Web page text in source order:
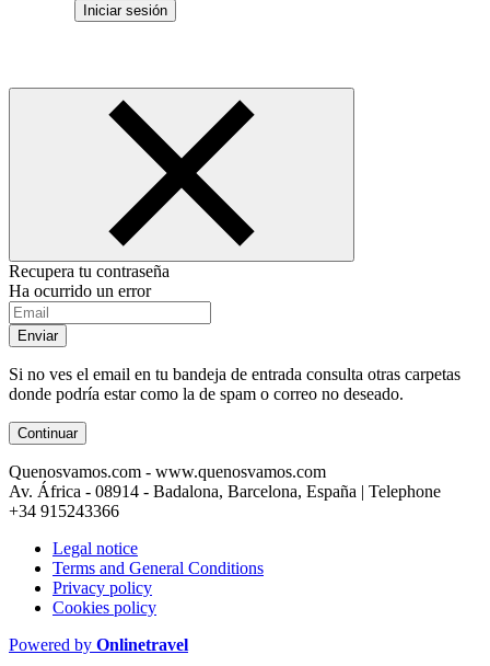
Iniciar sesión
Recupera tu contraseña
Ha ocurrido un error
Enviar
Si no ves el email en tu bandeja de entrada consulta otras carpetas
donde podría estar como la de spam o correo no deseado.
Continuar
Quenosvamos.com - www.quenosvamos.com
Av. África - 08914 - Badalona, Barcelona, España | Telephone
+34 915243366
Legal notice
Terms and General Conditions
Privacy policy
Cookies policy
Powered by Onlinetravel